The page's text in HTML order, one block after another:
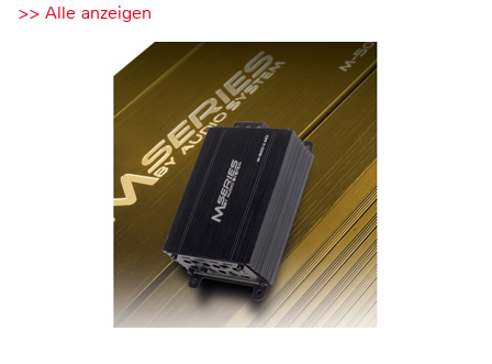
>> Alle anzeigen